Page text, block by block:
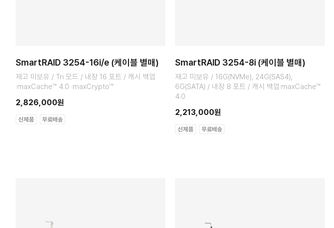
SmartRAID 3254-16i/e (케이블 별매)
재고 미보유 / Tri 모드 / 내장 16 포트 / 캐시 백업
·maxCache™ 4.0 ·maxCrypto™
2,826,000원
SmartRAID 3254-8i (케이블 별매)
재고 미보유 / 16G(NVMe), 24G(SAS4),
6G(SATA) / 내장 8 포트 / 캐시 백업·maxCache™
4.0
2,213,000원